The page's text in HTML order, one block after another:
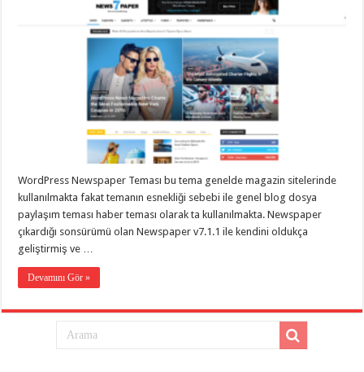
organizasyon,
palyaço,
twitter
takipçi
hilesi,
twitter
instagram
hilesi,
WordPress Newspaper Teması bu tema genelde magazin sitelerinde
kullanılmakta fakat temanın esnekliği sebebi ile genel blog dosya
paylaşım teması haber teması olarak ta kullanılmakta. Newspaper
çıkardığı sonsürümü olan Newspaper v7.1.1 ile kendini oldukça
geliştirmiş ve …
Devamını Gör »